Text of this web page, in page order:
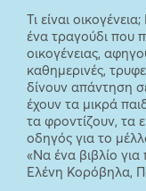
Τι είναι
ένα τραγούδι που
οικογένειας,
καθημερινές,
δίνουν απάντηση
έχουν τα μικρά
τα φροντίζουν, τα
οδηγός για το
«Να ένα βιβλίο για
Ελένη Κορόβηλα,